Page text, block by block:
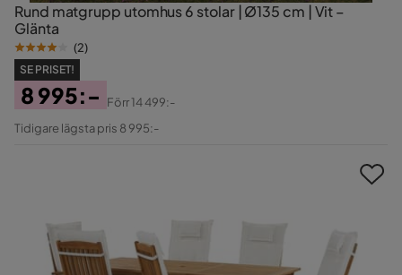
Rund matgrupp utomhus 6 stolar | Ø135 cm | Vit –
Glänta
(2)
SE PRISET!
Pris
8 995:-
Original
Förr14 499:-
Tidigare lägsta pris 8 995:-